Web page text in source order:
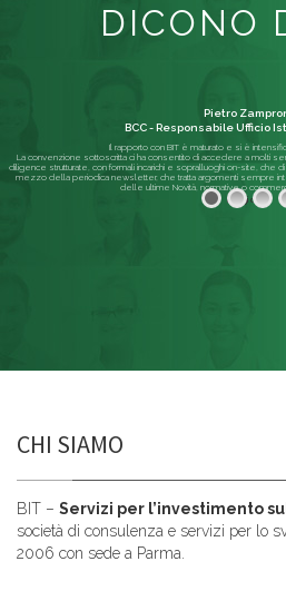
DICONO
Il rapporto con BIT è maturato e si è
La convenzione sottoscritta ci ha consentito di accedere a molti
diligence strutturate, con formali incarichi e sopralluoghi on-site, che
mezzo della periodica newsletter, che tratta argomenti sempre
delle ultime Novità, normative o
Pietro
BCC - Responsabile Ufficio
Leggi di più
CHI SIAMO
BIT – Servizi per l’investimento
società di consulenza e servizi per lo
2006 con sede a Parma.